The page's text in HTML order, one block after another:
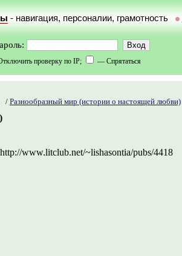
- навигация, персоналии, грамотность
проверку по IP; — Спрятаться
/ Разнообразный мир (истории о настоящей любви)
http://www.litclub.net/~lishasontia/pubs/4418